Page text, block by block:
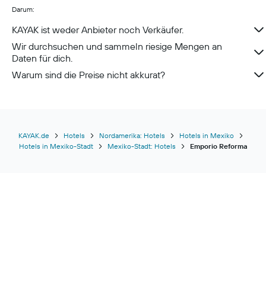
Hotels in Berchtesgaden
Hotels in Konstanz
Darum:
KAYAK ist weder Anbieter noch Verkäufer.
Wir durchsuchen und sammeln riesige Mengen an
Daten für dich.
Warum sind die Preise nicht akkurat?
KAYAK.de Hotels Nordamerika: Hotels
Hotels in Mexiko
Hotels in Mexiko-Stadt
Mexiko-Stadt: Hotels Emporio Reforma